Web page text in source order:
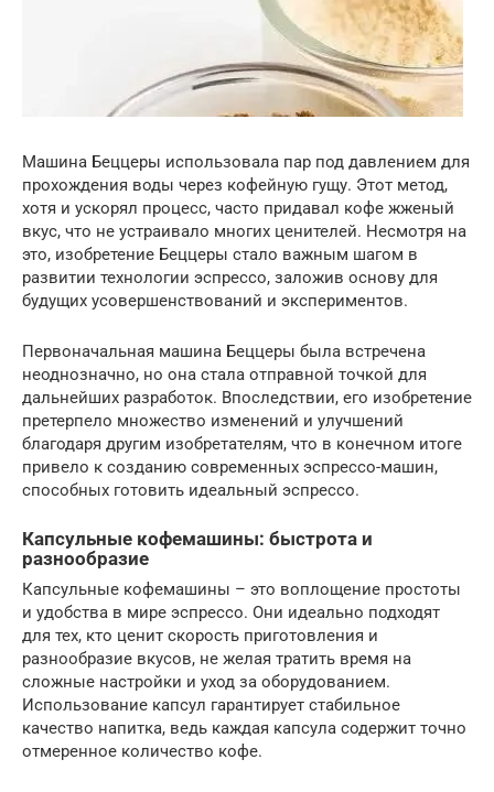
Машина Беццеры использовала пар под давлением для
прохождения воды через кофейную гущу. Этот метод,
хотя и ускорял процесс, часто придавал кофе жженый
вкус, что не устраивало многих ценителей. Несмотря на
это, изобретение Беццеры стало важным шагом в
развитии технологии эспрессо, заложив основу для
будущих усовершенствований и экспериментов.
Первоначальная машина Беццеры была встречена
неоднозначно, но она стала отправной точкой для
дальнейших разработок. Впоследствии, его изобретение
претерпело множество изменений и улучшений
благодаря другим изобретателям, что в конечном итоге
привело к созданию современных эспрессо-машин,
способных готовить идеальный эспрессо.
Капсульные кофемашины: быстрота и
разнообразие
Капсульные кофемашины – это воплощение простоты
и удобства в мире эспрессо. Они идеально подходят
для тех, кто ценит скорость приготовления и
разнообразие вкусов, не желая тратить время на
сложные настройки и уход за оборудованием.
Использование капсул гарантирует стабильное
качество напитка, ведь каждая капсула содержит точно
отмеренное количество кофе.